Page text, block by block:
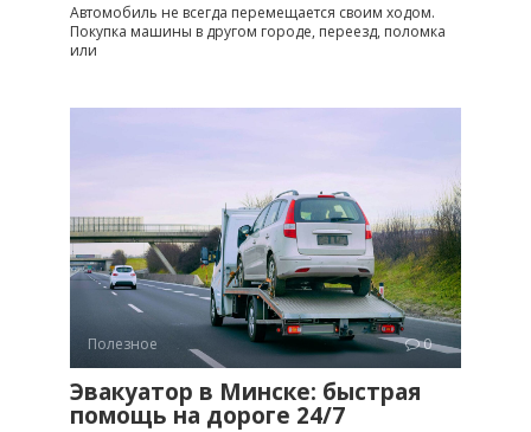
Автомобиль не всегда перемещается своим ходом.
Покупка машины в другом городе, переезд, поломка
или
Полезное 0
Эвакуатор в Минске: быстрая
помощь на дороге 24/7